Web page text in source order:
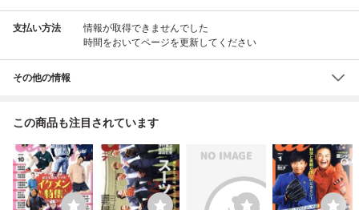
支払い方法
情報が取得できませんでした
時間をおいてページを更新してください
その他の情報
この商品も注目されています